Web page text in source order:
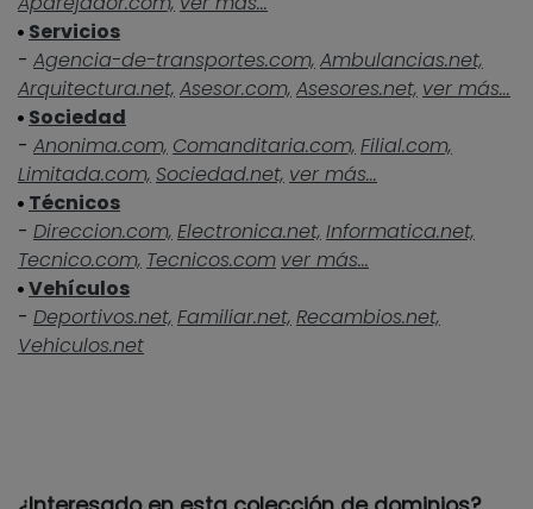
Servicios
- Agencia-de-transportes.com, Ambulancias.net,
Arquitectura.net, Asesor.com, Asesores.net, ver más...
Sociedad
- Anonima.com, Comanditaria.com, Filial.com,
Limitada.com, Sociedad.net, ver más...
Técnicos
- Direccion.com, Electronica.net, Informatica.net,
Tecnico.com, Tecnicos.com ver más...
Vehículos
- Deportivos.net, Familiar.net, Recambios.net,
Vehiculos.net